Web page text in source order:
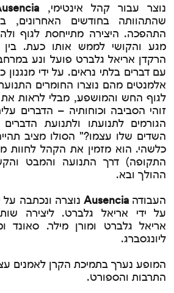
נוצר עבור קהל אינטימי,
שהתהוותה בחודשים האחרונים,
התהפכה. היצירה מתייחסת לגוף
מגע והקושי לממש אותו כעת. בין
הרקדן אריאל גלברט פועל ונע
עם דברים בלתי נראים. על ידי מנגנון
אלמנטים מהם נוצרו החומרים
לגוף החש והמושפע, מבלי לראות
זוהי הסביבה וכוחותיה – הדברים
הגורמים לתנועתו ולתנועת
השדים שלו עצמו?" הסולו מציב
כלשהי. הוא מזמין את הקהל לחוות
התקופה) דרך התנועה והמבט
ההולך ובא.
העבודה Ausencia נוצרה ונכתבה על
על ידי אריאל גלברט. ליצירה
אריאל גלברט ומורן מילר. סאונד
ליונגסברג.
המופע נערך בתמיכת הקרן לאמנים
התרבות והספורט.